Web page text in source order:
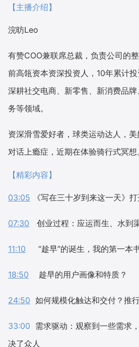
【主播介绍】
浣昉Leo
有赞COO兼联席总裁，负责公司的
前高瓴资本资深投资人，10年累计投
深耕社交电商、新零售、新消费品
务等领域。
资深滑雪爱好者，球类运动达人，
对话上瘾症，近期在体验骑行式冥想
【精彩内容】
03:05 《写在三十岁到来这一天》
07:30 创业过程：应运而生、水到
11:10 “趁早”的诞生，我的第一本书
18:50 趁早的用户画像和特质？
24:50 如何规模化触达和交付？推
33:00 需求驱动：观察到一些需求
决了众人